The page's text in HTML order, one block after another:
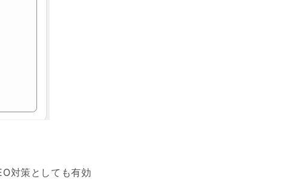
対策としても有効